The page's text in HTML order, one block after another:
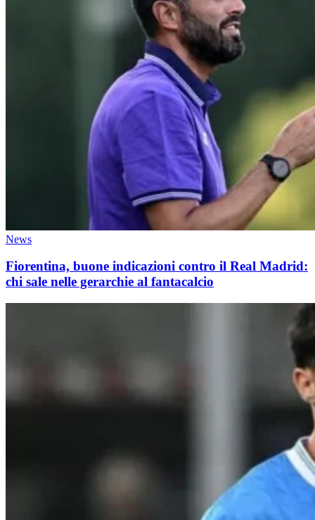
News
Fiorentina, buone indicazioni contro il Real Madrid:
chi sale nelle gerarchie al fantacalcio